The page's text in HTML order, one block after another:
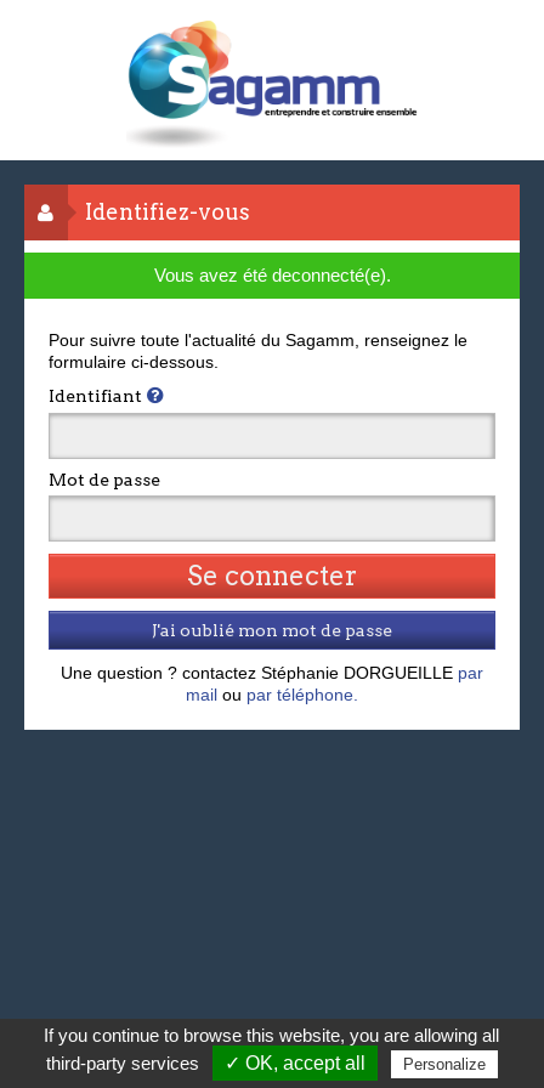
Identifiez-vous
Vous avez été deconnecté(e).
Pour suivre toute l'actualité du Sagamm, renseignez le
formulaire ci-dessous.
Identifiant
Mot de passe
J'ai oublié mon mot de passe
Une question ? contactez Stéphanie DORGUEILLE par
mail ou par téléphone.
If you continue to browse this website, you are allowing all
third-party services
✓ OK, accept all Personalize